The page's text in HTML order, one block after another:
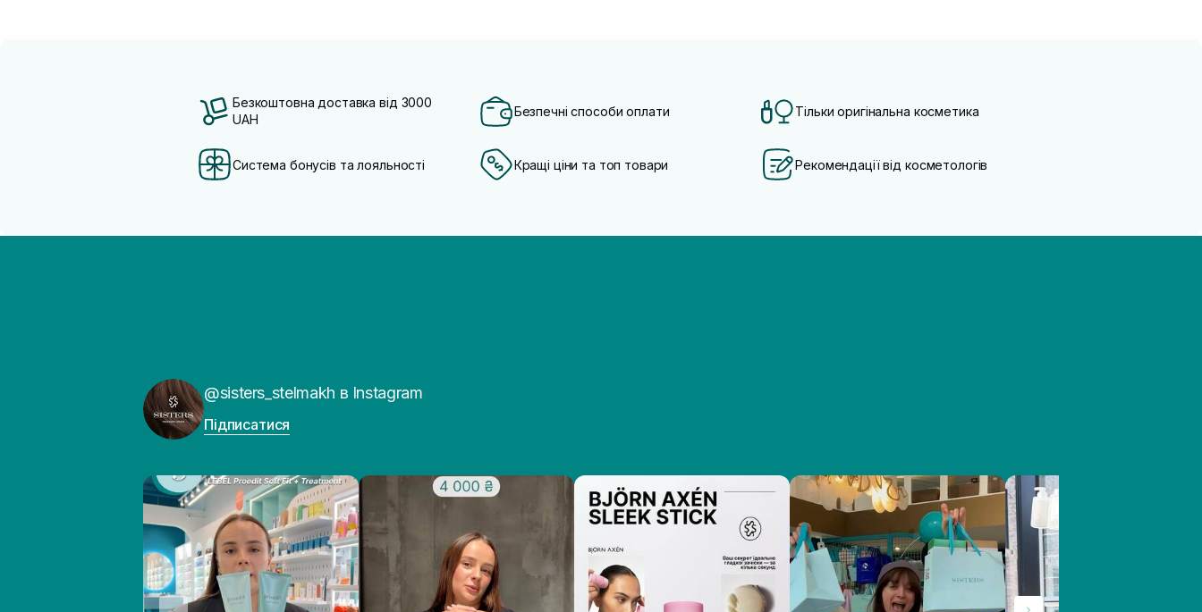
Безкоштовна доставка від 3000
UAH
Безпечні способи оплати Тільки оригінальна косметика
Система бонусів та лояльності Кращі ціни та топ товари Рекомендації від косметологів
@sisters_stelmakh в Instagram
Підписатися